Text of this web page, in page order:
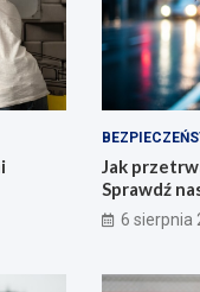
Jak
Sprawdź
6 sierpnia